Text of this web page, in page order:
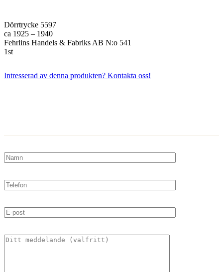
Dörrtrycke 5597
ca 1925 – 1940
Fehrlins Handels & Fabriks AB N:o 541
1st
Intresserad av denna produkten? Kontakta oss!